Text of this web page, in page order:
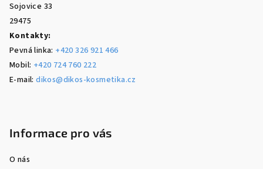
Sojovice 33
29475
Kontakty:
Pevná linka: +420 326 921 466
Mobil: +420 724 760 222
E-mail:dikos@dikos-kosmetika.cz
Informace pro vás
O nás